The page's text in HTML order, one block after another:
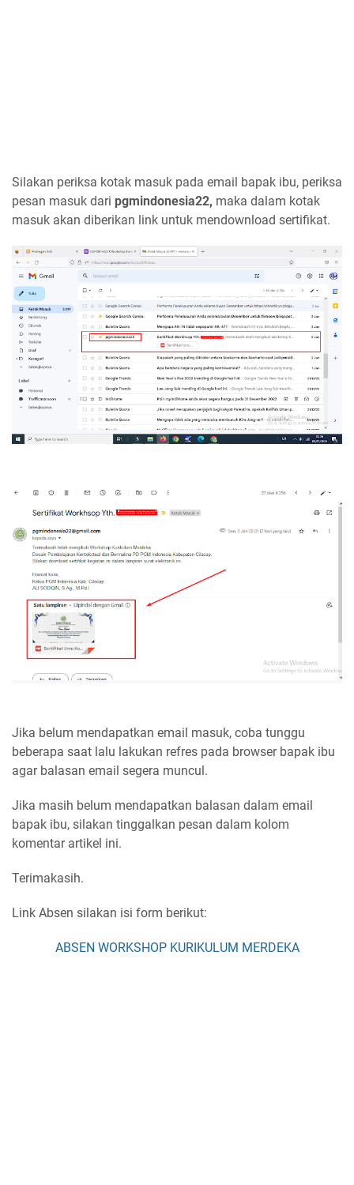
Silakan periksa kotak masuk pada email bapak ibu, periksa
pesan masuk dari pgmindonesia22, maka dalam kotak
masuk akan diberikan link untuk mendownload sertifikat.
Jika belum mendapatkan email masuk, coba tunggu
beberapa saat lalu lakukan refres pada browser bapak ibu
agar balasan email segera muncul.
Jika masih belum mendapatkan balasan dalam email
bapak ibu, silakan tinggalkan pesan dalam kolom
komentar artikel ini.
Terimakasih.
Link Absen silakan isi form berikut:
ABSEN WORKSHOP KURIKULUM MERDEKA